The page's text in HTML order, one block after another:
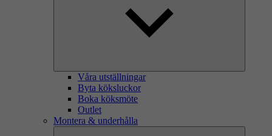
Våra utställningar
Byta köksluckor
Boka köksmöte
Outlet
Montera & underhålla